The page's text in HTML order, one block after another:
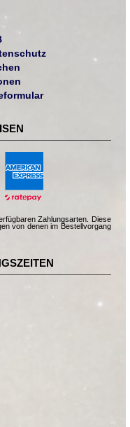
Zahlungsarten. Diese
von denen im Bestellvorgang